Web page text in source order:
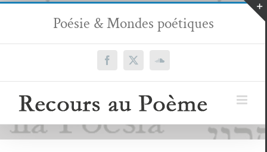
Passer
contenu
Poésie & Mondes poétiques
Facebook
X SoundCloud